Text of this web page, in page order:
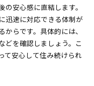
安心感に直結します。
迅速に対応できる体制が
らです。具体的には、
どを確認しましょう。こ
て安心して住み続けられ